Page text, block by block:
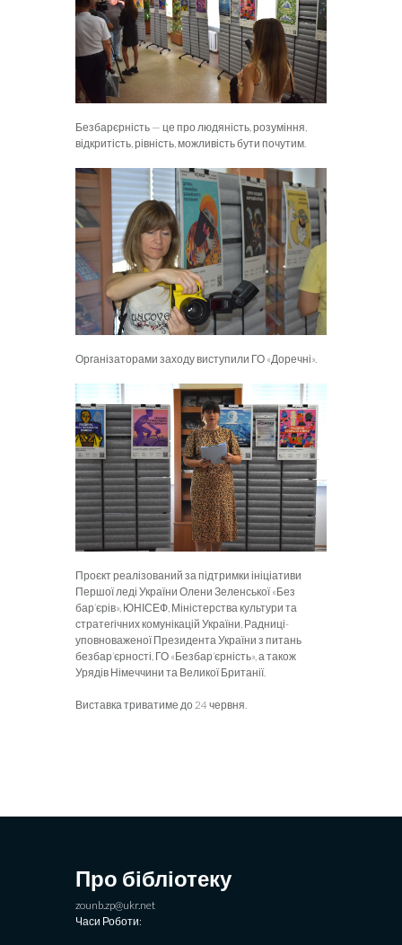
Безбарєрність — це про людяність, розуміння,
відкритість, рівність, можливість бути почутим.
Організаторами заходу виступили ГО «Доречні».
Проєкт реалізований за підтримки ініціативи
Першої леді України Олени Зеленської «Без
бар’єрів», ЮНІСЕФ, Міністерства культури та
стратегічних комунікацій України, Радниці-
уповноваженої Президента України з питань
безбар’єрності, ГО «Безбар’єрність», а також
Урядів Німеччини та Великої Британії.
Виставка триватиме до 24 червня.
Про бібліотеку
zounb.zp@ukr.net
Часи Роботи: